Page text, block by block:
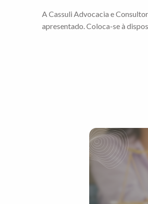
A Cassuli Advocacia e
apresentado. Coloca-se à